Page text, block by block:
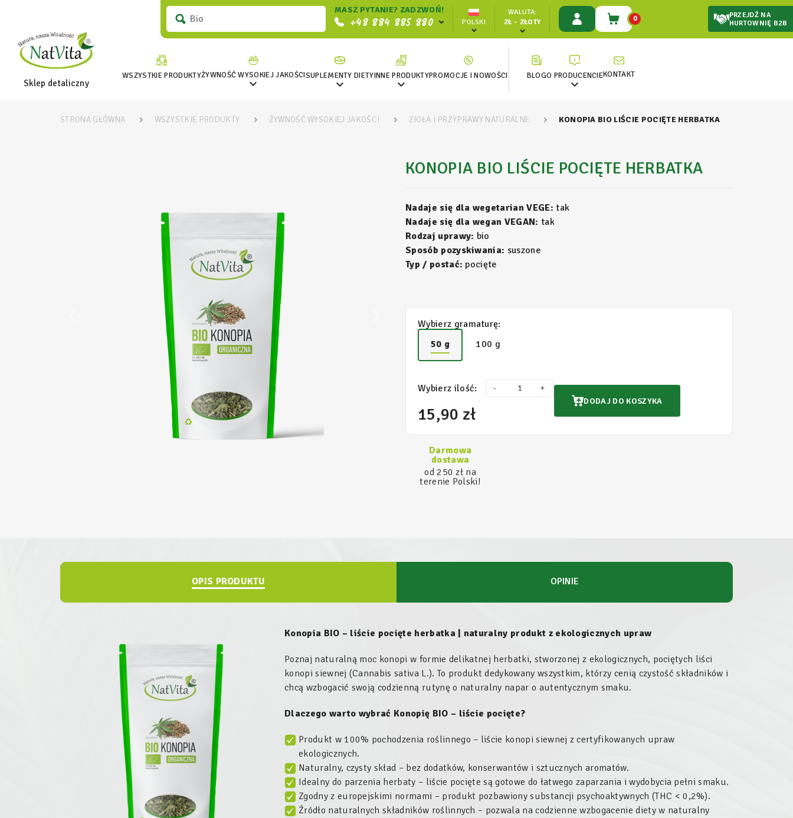
Sklep detaliczny
MASZ PYTANIE? ZADZWOŃ!
+48 884 885 880 POLSKI
WALUTA:
ZŁ - ZŁOTY
0
PRZEJDŹ NA
HURTOWNIĘ B2B
WSZYSTKIE PRODUKTYŻYWNOŚĆ WYSOKIEJ JAKOŚCI

SUPLEMENTY DIETY

INNE PRODUKTY

PROMOCJE I NOWOŚCI BLOGO PRODUCENCIE

KONTAKT
STRONA GŁÓWNA WSZYSTKIE PRODUKTY ŻYWNOŚĆ WYSOKIEJ JAKOŚCI ZIOŁA I PRZYPRAWY NATURALNE KONOPIA BIO LIŚCIE POCIĘTE HERBATKA
KONOPIA BIO LIŚCIE POCIĘTE HERBATKA
Nadaje się dla wegetarian VEGE: tak
Nadaje się dla wegan VEGAN: tak
Rodzaj uprawy: bio
Sposób pozyskiwania: suszone
Typ / postać: pocięte
Wybierz gramaturę:
50 g
100 g
Wybierz ilość: - +
15,90 zł
DODAJ DO KOSZYKA
Darmowa
dostawa
od 250 zł na
terenie Polski!
OPIS PRODUKTU OPINIE
Konopia BIO – liście pocięte herbatka | naturalny produkt z ekologicznych upraw
Poznaj naturalną moc konopi w formie delikatnej herbatki, stworzonej z ekologicznych, pociętych liści
konopi siewnej (Cannabis sativa L.). To produkt dedykowany wszystkim, którzy cenią czystość składników i
chcą wzbogacić swoją codzienną rutynę o naturalny napar o autentycznym smaku.
Dlaczego warto wybrać Konopię BIO – liście pocięte?
Produkt w 100% pochodzenia roślinnego – liście konopi siewnej z certyfikowanych upraw
ekologicznych.
Naturalny, czysty skład – bez dodatków, konserwantów i sztucznych aromatów.
Idealny do parzenia herbaty – liście pocięte są gotowe do łatwego zaparzania i wydobycia pełni smaku.
Zgodny z europejskimi normami – produkt pozbawiony substancji psychoaktywnych (THC < 0,2%).
Źródło naturalnych składników roślinnych – pozwala na codzienne wzbogacenie diety w naturalny